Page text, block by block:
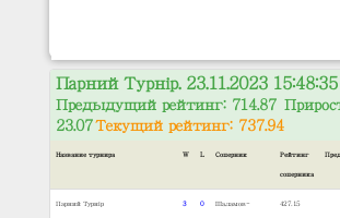
Парний Турнір. 23.11.2023 15:48:35
Предыдущий рейтинг: 714.87
23.07Текущий рейтинг: 737.94
Название турнира W L Соперник Рейтинг
соперника
Парний Турнір 3 0 Шаламов- 427.15